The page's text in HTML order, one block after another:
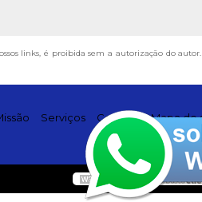
links, é proibida sem a autorização do
Serviços Contato Mapa do